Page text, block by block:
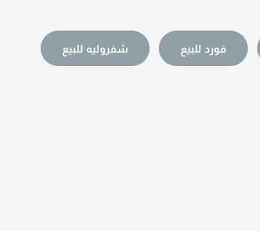
فورد للبيع شفروليه للبيع